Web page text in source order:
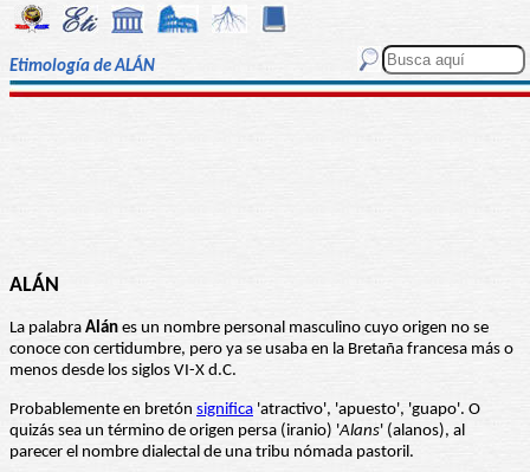
Etimología de ALÁN
ALÁN
La palabra Alán es un nombre personal masculino cuyo origen no se
conoce con certidumbre, pero ya se usaba en la Bretaña francesa más o
menos desde los siglos VI-X d.C.
Probablemente en bretón significa 'atractivo', 'apuesto', 'guapo'. O
quizás sea un término de origen persa (iranio) 'Alans' (alanos), al
parecer el nombre dialectal de una tribu nómada pastoril.